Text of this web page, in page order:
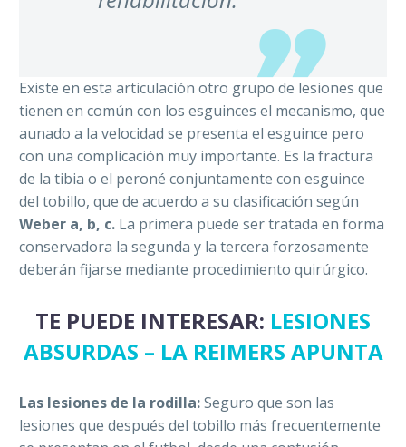
Existe en esta articulación otro grupo de lesiones que
tienen en común con los esguinces el mecanismo, que
aunado a la velocidad se presenta el esguince pero
con una complicación muy importante. Es la fractura
de la tibia o el peroné conjuntamente con esguince
del tobillo, que de acuerdo a su clasificación según
Weber a, b, c. La primera puede ser tratada en forma
conservadora la segunda y la tercera forzosamente
deberán fijarse mediante procedimiento quirúrgico.
TE PUEDE INTERESAR: LESIONES
ABSURDAS – LA REIMERS APUNTA
Las lesiones de la rodilla:Seguro que son las
lesiones que después del tobillo más frecuentemente